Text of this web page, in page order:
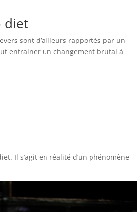
diet
sont d’ailleurs rapportés par un
entrainer un changement brutal à
Il s’agit en réalité d’un phénomène